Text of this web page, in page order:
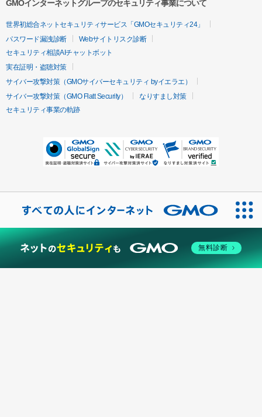
GMOインターネットグループのセキュリティ事業について
世界初総合ネットセキュリティサービス「GMOセキュリティ24」
パスワード漏洩診断
Webサイトリスク診断
セキュリティ相談AIチャットボット
実在証明・盗聴対策
サイバー攻撃対策（GMOサイバーセキュリティ byイエラエ）
サイバー攻撃対策（GMO Flatt Security）
なりすまし対策
セキュリティ事業の軌跡
無料診断